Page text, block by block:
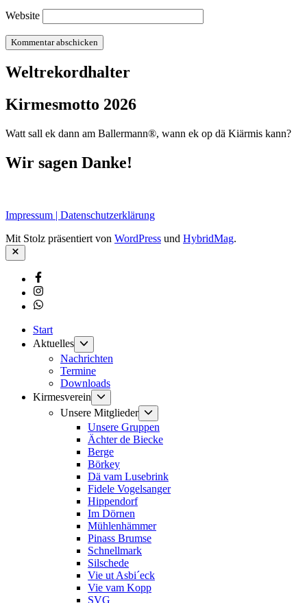
Website
Weltrekordhalter
Kirmesmotto 2026
Watt sall ek dann am Ballermann®, wann ek op dä Kiärmis kann?
Wir sagen Danke!
Impressum | Datenschutzerklärung
Mit Stolz präsentiert von WordPress und HybridMag.
Schließen
Facebook
Instagram
Whatsapp
Start
Aktuelles
Untermenü
anzeigen
Nachrichten
Termine
Downloads
Kirmesverein
anzeigen
Unsere Mitglieder
anzeigen
Unsere Gruppen
Ächter de Biecke
Berge
Börkey
Dä vam Lusebrink
Fidele Vogelsanger
Hippendorf
Im Dörnen
Mühlenhämmer
Pinass Brumse
Schnellmark
Silschede
Vie ut Asbi´eck
Vie vam Kopp
SVG